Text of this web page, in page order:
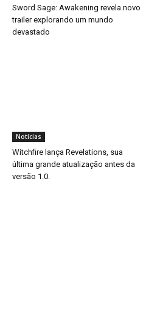
Sword Sage: Awakening revela novo
trailer explorando um mundo
devastado
Notícias
Witchfire lança Revelations, sua
última grande atualização antes da
versão 1.0.